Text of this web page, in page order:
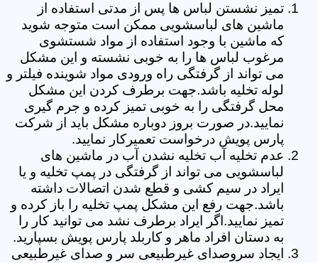
تمیز نشستن لباس ها پس از مدتی استفاده از
ماشین های لباسشویی ممکن است متوجه شوید
که ماشین با وجود استفاده از مواد شستشوی
مرغوب لباس ها را به خوبی نشسته و این مشکل
می تواند از گرفتگی راه ورودی مواد شوینده فیلتر و
لوله تخلیه باشد.جهت برطرف کردن این مشکل
محل گرفتگی را به خوبی تمیز کرده و جرم گیری
نمایید.در صورت بروز دوباره مشکل باید از شرکت
پارس پویش درخواست تعمیرکار نمایید.
عدم تخلیه آب تخلیه نشدن آب در ماشین های
لباسشویی می تواند از گرفتگی در پمپ تخلیه و یا
ایراد در سیم کشی و قطع شدن اتصالات داشته
باشد.جهت رفع این مشکل پمپ تخلیه را باز کرده و
تمیز نمایید.اگر ایراد برطرف نشد می توانید کار را
به دستان افراد ماهر و کاربلد پارس پویش بسپارید.
ایجاد سروصدای غیرطبیعی سر و صدای غیرطبیعی